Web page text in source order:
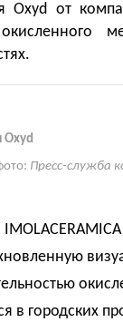
Oxyd от
окисленного
Oxyd
Пресс-служба
в городских